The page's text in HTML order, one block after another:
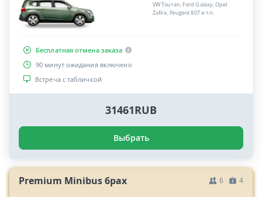
VW Touran, Ford Galaxy, Opel
Zafira, Peugeot 807 и т.п.
Бесплатная отмена заказа
90 минут ожидания включено
Встреча с табличкой
31461RUB
Выбрать
Premium Minibus 6pax 6 4